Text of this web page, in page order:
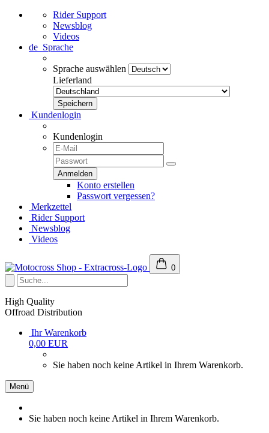
Rider Support
Newsblog
Videos
de Sprache
Sprache auswählen
Lieferland
Kundenlogin
Kundenlogin
Konto erstellen
Passwort vergessen?
Merkzettel
Rider Support
Newsblog
Videos
0
High Quality
Offroad Distribution
Ihr Warenkorb
0,00 EUR
Sie haben noch keine Artikel in Ihrem Warenkorb.
Menü
Sie haben noch keine Artikel in Ihrem Warenkorb.